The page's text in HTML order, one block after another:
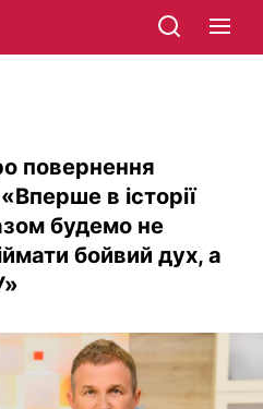
повернення
в історії
будемо не
бойвий дух, а